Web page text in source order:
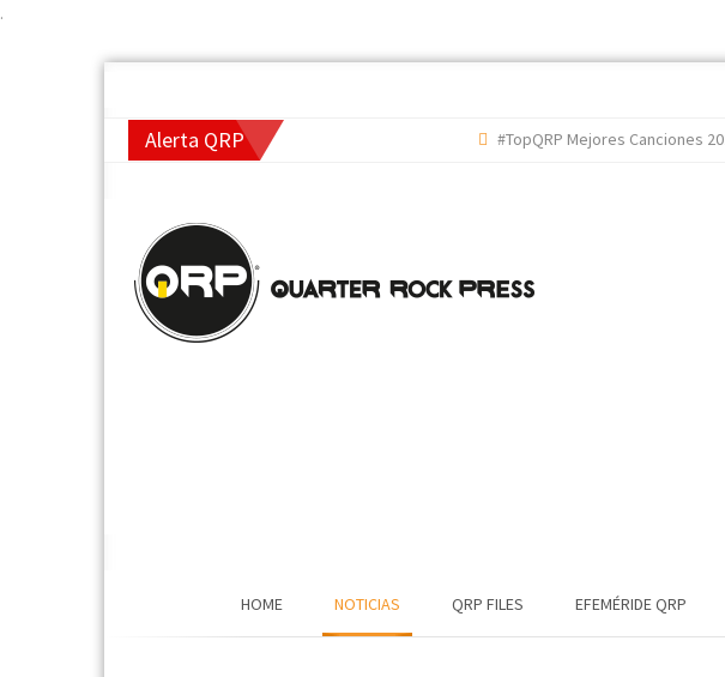
.
Alerta QRP #TopQRP Mejores Canciones 2022
HOME NOTICIAS QRP FILES EFEMÉRIDE QRP